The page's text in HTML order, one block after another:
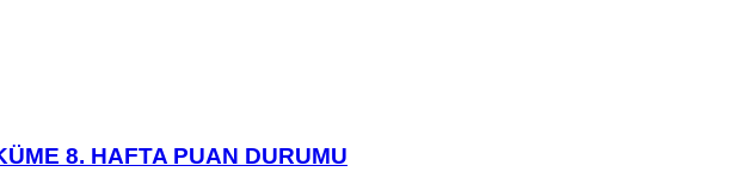
8. HAFTA PUAN DURUMU